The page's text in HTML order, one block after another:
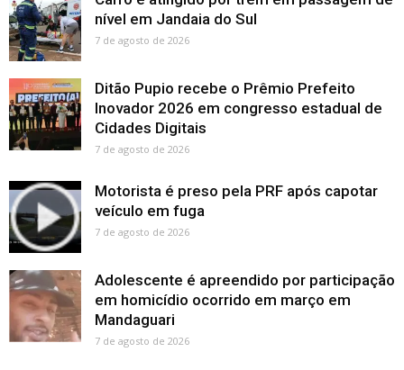
nível em Jandaia do Sul
7 de agosto de 2026
Ditão Pupio recebe o Prêmio Prefeito
Inovador 2026 em congresso estadual de
Cidades Digitais
7 de agosto de 2026
Motorista é preso pela PRF após capotar
veículo em fuga
7 de agosto de 2026
Adolescente é apreendido por participação
em homicídio ocorrido em março em
Mandaguari
7 de agosto de 2026